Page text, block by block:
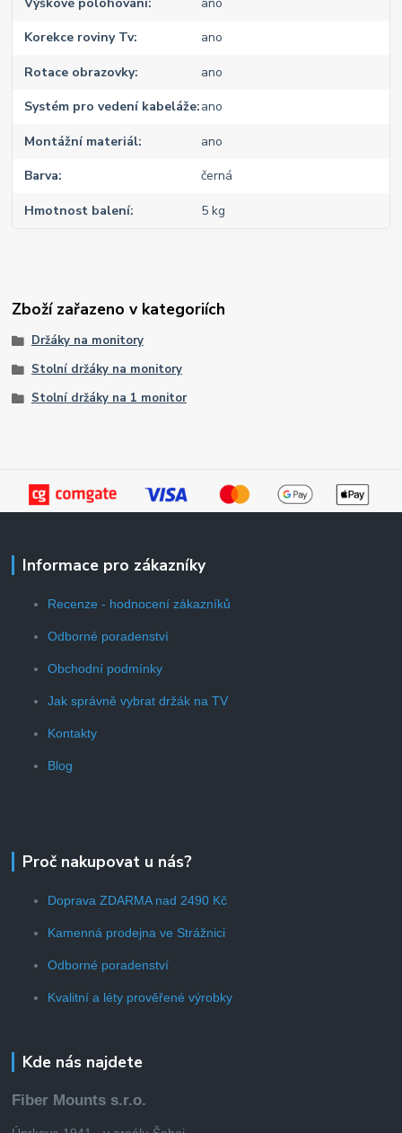
Korekce roviny Tv ano
Rotace obrazovky ano
Systém pro vedení kabeláže ano
Montážní materiál ano
Barva černá
Hmotnost balení 5 kg
Zboží zařazeno v kategoriích
Držáky na monitory
Stolní držáky na monitory
Stolní držáky na 1 monitor
Informace pro zákazníky
Recenze - hodnocení zákazníků
Odborné poradenství
Obchodní podmínky
Jak správně vybrat držák na TV
Kontakty
Blog
Proč nakupovat u nás?
Doprava ZDARMA nad 2490 Kč
Kamenná prodejna ve Strážnici
Odborné poradenství
Kvalitní a léty prověřené výrobky
Kde nás najdete
Fiber Mounts s.r.o.